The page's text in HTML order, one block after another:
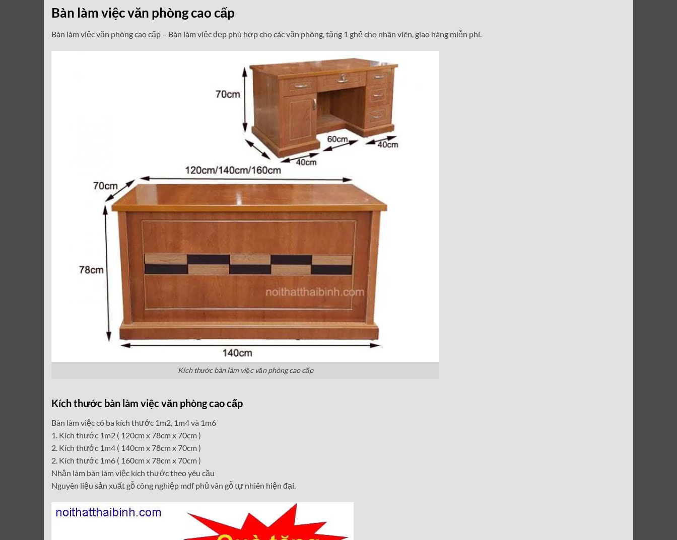
Bàn làm việc văn phòng cao cấp
Bàn làm việc văn phòng cao cấp – Bàn làm việc đẹp phù hợp cho các văn phòng, tặng 1 ghế cho nhân viên, giao hàng miễn phí.
Kích thước bàn làm việc văn phòng cao cấp
Kích thước bàn làm việc văn phòng cao cấp
Bàn làm việc có ba kích thước 1m2, 1m4 và 1m6
1. Kích thước 1m2 ( 120cm x 78cm x 70cm )
2. Kích thước 1m4 ( 140cm x 78cm x 70cm )
2. Kích thước 1m6 ( 160cm x 78cm x 70cm )
Nhận làm bàn làm việc kích thước theo yêu cầu
Nguyên liệu sản xuất gỗ công nghiệp mdf phủ vân gỗ tự nhiên hiện đại.